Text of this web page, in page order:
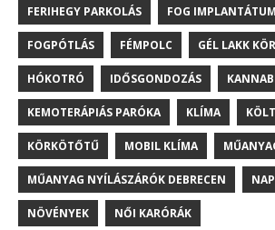
FERIHEGY PARKOLÁS FOG
FOGPÓTLÁS FÉMPOLC GÉL LAKK
HÓKOTRÓ IDŐSGONDOZÁS
KEMOTERÁPIÁS PARÓKA KLÍMA
KÖRKÖTŐTŰ MOBIL KLÍMA
MŰANYAG NYÍLÁSZÁRÓK DEBRECEN
NÖVÉNYEK NŐI KARÓRÁK